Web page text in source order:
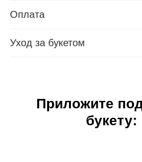
Оплата
Уход за букетом
Приложите
букету: